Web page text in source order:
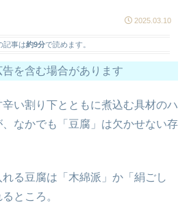
2025.03.10
記事は約9分で読めます。
を含む場合があります
い割り下とともに煮込む具材のハ
なかでも「豆腐」は欠かせない存
る豆腐は「木綿派」か「絹ごし
ところ。